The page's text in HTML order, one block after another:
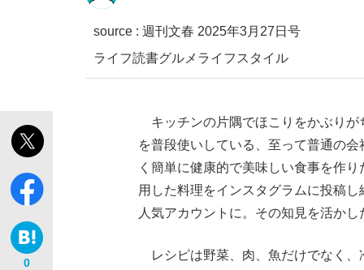
「敗因分析は一切聞かれなかった」侍ジャ
キングの誕生を、目撃せよ。
the Style
source : 週刊文春 2025年3月27日号
ライフ読書グルメ ライフスタイル
0
キッチンの片隅でほこりをかぶりが
を普段使いしている、至って普通の
く簡単に健康的で美味しい食事を作
用した料理をインスタグラムに投稿
人気アカウントに。その知見を活か
レシピは野菜、肉、魚だけでなく、